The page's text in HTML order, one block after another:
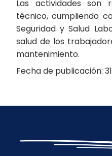
Las actividades son
técnico, cumpliendo
Seguridad y Salud
salud de los
mantenimiento.
Fecha de publicación: